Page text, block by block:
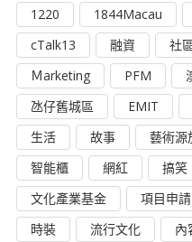
1220
1844Macau
cTalk13
融資 社
Ｍarketing
PFM
氹仔舊城區
EMIT
生活
故事 藝術源
智能櫃
網紅 搞笑
文化產業基金
項目申請
時裝
流行文化 內